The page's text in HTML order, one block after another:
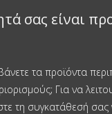
σας είναι
τα προϊόντα
Για να
τη συγκατάθεσή σας